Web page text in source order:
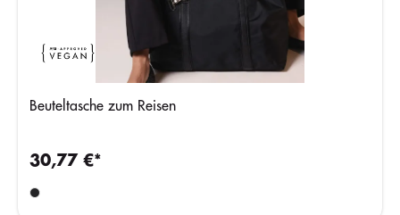
Beuteltasche zum Reisen
30,77 €*